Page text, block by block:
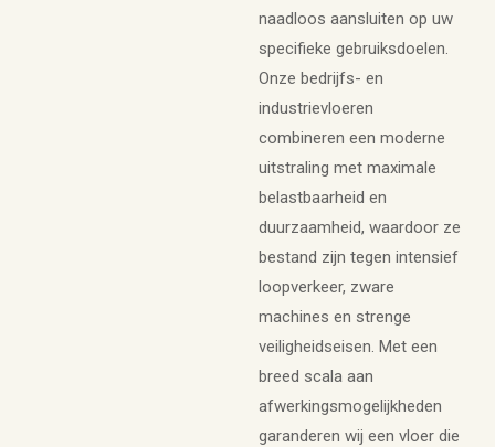
naadloos aansluiten op uw
specifieke gebruiksdoelen.
Onze bedrijfs- en
industrievloeren
combineren een moderne
uitstraling met maximale
belastbaarheid en
duurzaamheid, waardoor ze
bestand zijn tegen intensief
loopverkeer, zware
machines en strenge
veiligheidseisen. Met een
breed scala aan
afwerkingsmogelijkheden
garanderen wij een vloer die